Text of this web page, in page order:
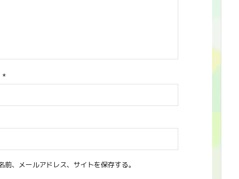
*
、メールアドレス、サイトを保存する。